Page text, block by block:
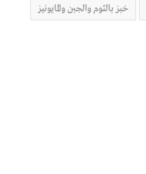
خبز بالثوم والجبن والمايونيز